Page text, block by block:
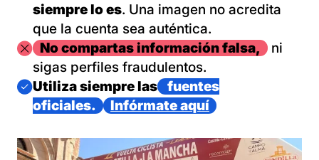
siempre lo es. Una imagen no acredita
que la cuenta sea auténtica.
ImagenNo compartas información falsa,
ni
sigas perfiles fraudulentos.
Imagen
Utiliza siempre las
fuentes
oficiales.
Infórmate aquí